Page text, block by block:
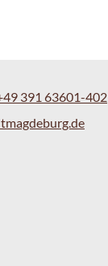
391 63601-402